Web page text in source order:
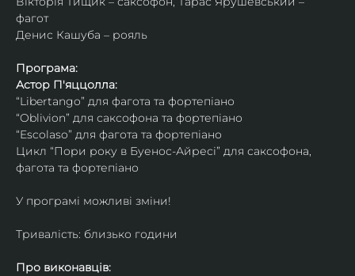
фагот
Денис Кашуба – рояль
Програма:
Астор П'яццолла:
“Libertango” для фагота та фортепіано
“Oblivion” для саксофона та фортепіано
“Escolaso” для фагота та фортепіано
Цикл “Пори року в Буенос-Айресі” для саксофона,
фагота та фортепіано
У програмі можливі зміни!
Тривалість: близько години
Про виконавців: